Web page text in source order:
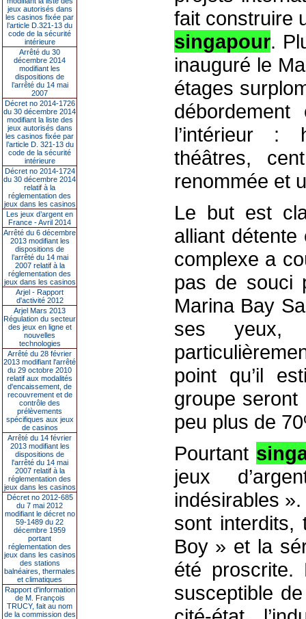
jeux autorisés dans
les casinos fixée par
l’article D.321-13 du
code de la sécurité
intérieure
Arrêté du 30
décembre 2014
modifiant les
dispositions de
l’arrêté du 14 mai
2007
Décret no 2014-1726
du 30 décembre 2014
modifiant la liste des
jeux autorisés dans
les casinos fixée par
l’article D. 321-13 du
code de la sécurité
intérieure
Décret no 2014-1724
du 30 décembre 2014
relatif à la
réglementation des
jeux dans les casinos
Les jeux d’argent en
France - Avril 2014
Arrêté du 6 décembre
2013 modifiant les
dispositions de
l’arrêté du 14 mai
2007 relatif à la
réglementation des
jeux dans les casinos
Arjel - Rapport
d'activité 2012
Arjel Mars 2013
Régulation du secteur
des jeux en ligne et
nouvelles
technologies
Arrêté du 28 février
2013 modifiant l'arrêté
du 29 octobre 2010
relatif aux modalités
d'encaissement, de
recouvrement et de
contrôle des
prélèvements
spécifiques aux jeux
de casinos
Arrêté du 14 février
2013 modifiant les
dispositions de
l'arrêté du 14 mai
2007 relatif à la
réglementation des
jeux dans les casinos
Décret no 2012-685
du 7 mai 2012
modifiant le décret no
59-1489 du 22
décembre 1959
portant
réglementation des
jeux dans les casinos
des stations
balnéaires, thermales
et climatiques
Rapport d'information
de M. François
TRUCY, fait au nom
de la commission des
fait construire
singapour.
inauguré le
étages
l’intérieur :
théâtres,
renommée et
Le but est
alliant
complexe a
pas de souci
Marina Bay
ses
point qu’il
groupe
peu plus de
Pourtant
jeux
indésirables
sont interdits,
Boy » et la
été proscrite.
susceptible